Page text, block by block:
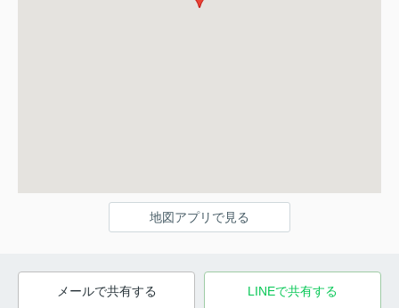
地図アプリで見る
メールで共有する LINEで共有する